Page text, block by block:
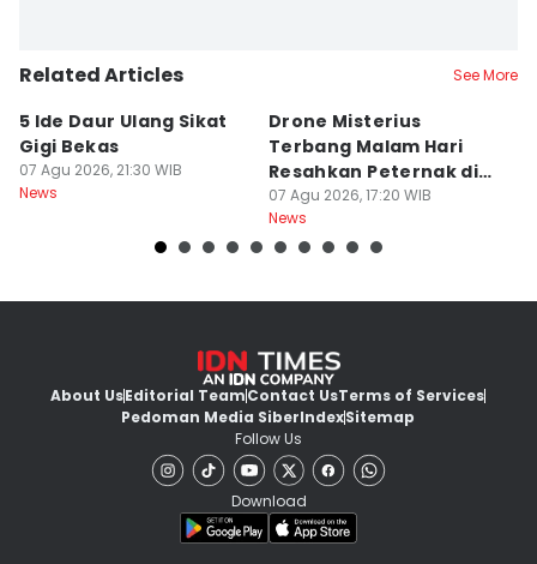
Related Articles See More
5 Ide Daur Ulang Sikat
Gigi Bekas
07 Agu 2026, 21:30 WIB
News
Drone Misterius
Terbang Malam Hari
Resahkan Peternak di
Marga Tabanan
07 Agu 2026, 17:20 WIB
News
About UsEditorial TeamContact UsTerms of Services
Pedoman Media SiberIndexSitemap
Follow Us
Download